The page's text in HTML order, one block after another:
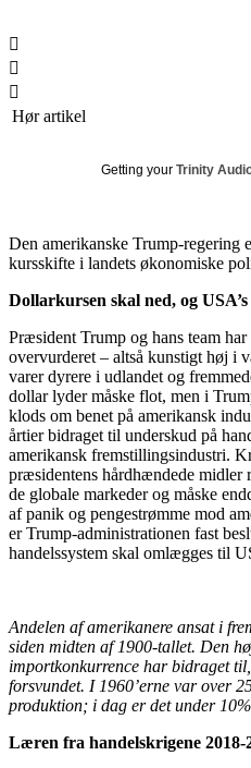
Hør artikel
Getting your Trinity
Den amerikanske Trump-regering
kursskifte i landets økonomiske
Dollarkursen skal ned, og
Præsident Trump og hans team
overvurderet – altså kunstigt høj i
varer dyrere i udlandet og
dollar lyder måske flot, men i
klods om benet på amerikansk
årtier bidraget til underskud på
amerikansk fremstillingsindustri.
præsidentens hårdhændede midler
de globale markeder og måske
af panik og pengestrømme mod
er Trump-administrationen fast
handelssystem skal omlægges til
Andelen af amerikanere ansat i
siden midten af 1900-tallet. Den
importkonkurrence har bidraget
forsvundet. I 1960’erne var over
produktion; i dag er det under
Læren fra handelskrigene 2018-